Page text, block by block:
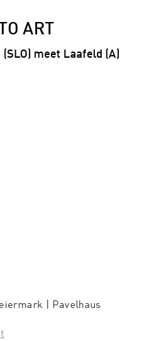
ART
meet Laafeld (A)
| Pavelhaus